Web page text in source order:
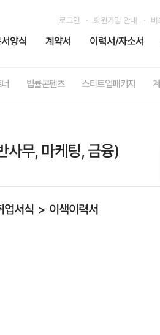
양식 계약서 이력서/자소서
로그인 회원가입 안내 비
법률콘텐츠 스타트업패키지
사무, 마케팅, 금융)
업서식 이색이력서